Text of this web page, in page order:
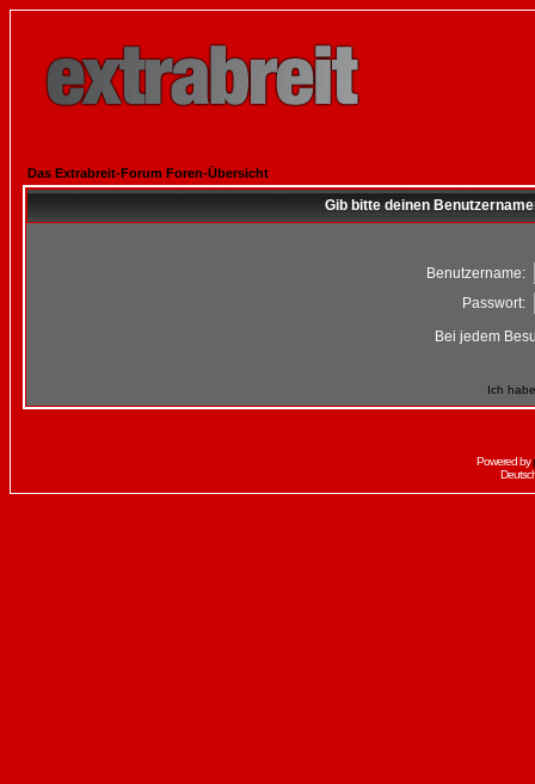
Das Extrabreit-Forum Foren-Übersicht
Gib bitte deinen
Benutzername:
Passwort:
Bei jedem
Ich
Powered by